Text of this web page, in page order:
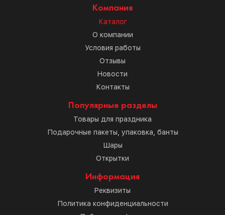
Компания
Каталог
О компании
Условия работы
Отзывы
Новости
Контакты
Популярные разделы
Товары для праздника
Подарочные пакеты, упаковка, банты
Шары
Открытки
Информация
Реквизиты
Политика конфиденциальности